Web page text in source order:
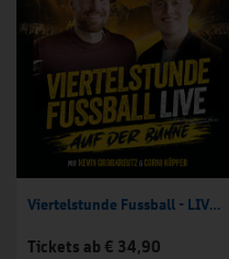
Viertelstunde Fussball - LIVE! - Mit Kevin Großkreutz & Corni Küpper
Tickets ab € 34,90